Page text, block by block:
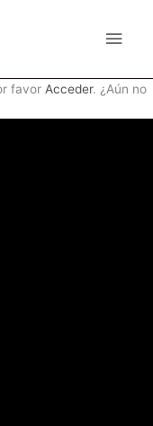
favor Acceder. ¿Aún no